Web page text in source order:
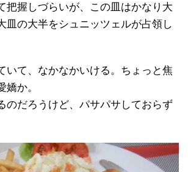
把握しづらいが、この皿はかなり大
皿の大半をシュニッツェルが占領し
いて、なかなかいける。ちょっと焦
嬌か。
のだろうけど、パサパサしておらず